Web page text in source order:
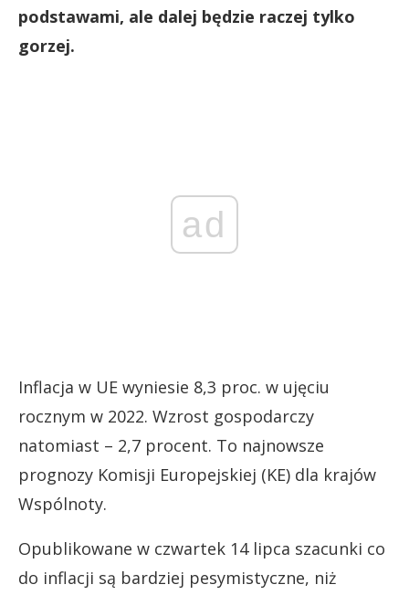
podstawami, ale dalej będzie raczej tylko
gorzej.
ad
Inflacja w UE wyniesie 8,3 proc. w ujęciu
rocznym w 2022. Wzrost gospodarczy
natomiast – 2,7 procent. To najnowsze
prognozy Komisji Europejskiej (KE) dla krajów
Wspólnoty.
Opublikowane w czwartek 14 lipca szacunki co
do inflacji są bardziej pesymistyczne, niż